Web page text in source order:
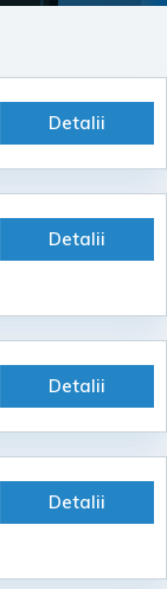
Detalii
Detalii
Detalii
Detalii